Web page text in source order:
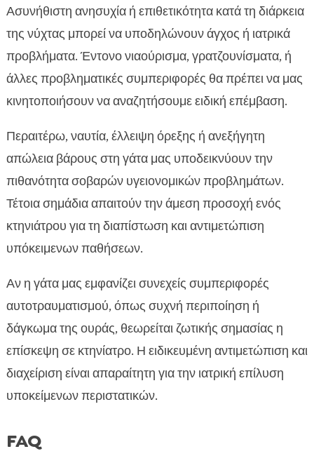
Ασυνήθιστη ανησυχία ή επιθετικότητα κατά τη διάρκεια
της νύχτας μπορεί να υποδηλώνουν άγχος ή ιατρικά
προβλήματα. Έντονο νιαούρισμα, γρατζουνίσματα, ή
άλλες προβληματικές συμπεριφορές θα πρέπει να μας
κινητοποιήσουν να αναζητήσουμε ειδική επέμβαση.
Περαιτέρω, ναυτία, έλλειψη όρεξης ή ανεξήγητη
απώλεια βάρους στη γάτα μας υποδεικνύουν την
πιθανότητα σοβαρών υγειονομικών προβλημάτων.
Τέτοια σημάδια απαιτούν την άμεση προσοχή ενός
κτηνιάτρου για τη διαπίστωση και αντιμετώπιση
υπόκειμενων παθήσεων.
Αν η γάτα μας εμφανίζει συνεχείς συμπεριφορές
αυτοτραυματισμού, όπως συχνή περιποίηση ή
δάγκωμα της ουράς, θεωρείται ζωτικής σημασίας η
επίσκεψη σε κτηνίατρο. Η ειδικευμένη αντιμετώπιση και
διαχείριση είναι απαραίτητη για την ιατρική επίλυση
υποκείμενων περιστατικών.
FAQ